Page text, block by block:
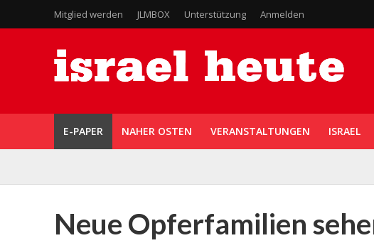
Mitglied werden JLMBOX Unterstützung Anmelden
E-PAPER NAHER OSTEN VERANSTALTUNGEN ISRAEL
Neue Opferfamilien